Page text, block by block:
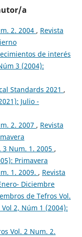
a
2. 2004 , Revista
de interés
3 (2004):
Standards 2021 ,
Julio -
2. 2007 , Revista
Num. 1. 2005 ,
Primavera
1. 2009. , Revista
Diciembre
de Tefros Vol.
Vol 2, Núm 1 (2004):
Vol. 2 Num. 2.